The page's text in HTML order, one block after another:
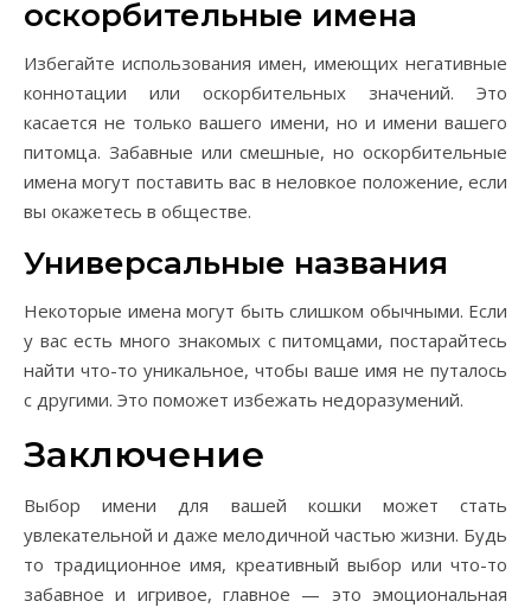
оскорбительные имена
Избегайте использования имен, имеющих негативные
коннотации или оскорбительных значений. Это
касается не только вашего имени, но и имени вашего
питомца. Забавные или смешные, но оскорбительные
имена могут поставить вас в неловкое положение, если
вы окажетесь в обществе.
Универсальные названия
Некоторые имена могут быть слишком обычными. Если
у вас есть много знакомых с питомцами, постарайтесь
найти что-то уникальное, чтобы ваше имя не путалось
с другими. Это поможет избежать недоразумений.
Заключение
Выбор имени для вашей кошки может стать
увлекательной и даже мелодичной частью жизни. Будь
то традиционное имя, креативный выбор или что-то
забавное и игривое, главное — это эмоциональная